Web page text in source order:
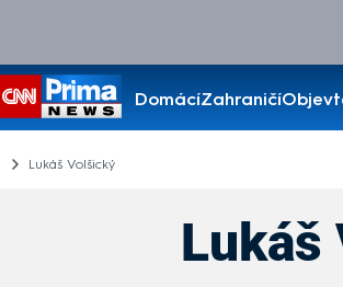
DomácíZahraničí
Pořady
Lukáš Volšický
Lukáš